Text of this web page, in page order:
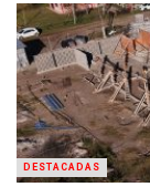
DESTACADAS